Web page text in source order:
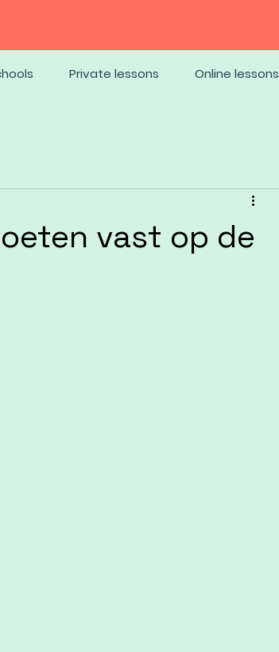
Private lessons Online lessons
vast op de